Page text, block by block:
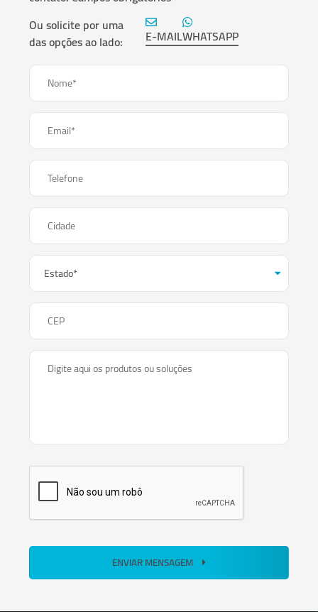
Ou solicite por uma
das opções ao lado:
E-MAILWHATSAPP
Nome*
Email*
Telefone
Cidade
CEP
Digite aqui os produtos ou soluções
ENVIAR MENSAGEM